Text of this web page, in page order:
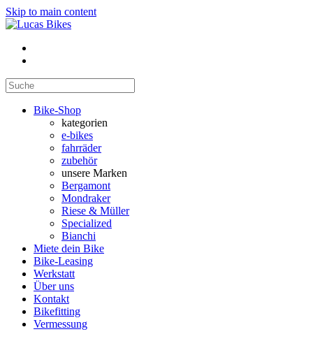
Skip to main content
Bike-Shop
kategorien
e-bikes
fahrräder
zubehör
unsere Marken
Bergamont
Mondraker
Riese & Müller
Specialized
Bianchi
Miete dein Bike
Bike-Leasing
Werkstatt
Über uns
Kontakt
Bikefitting
Vermessung